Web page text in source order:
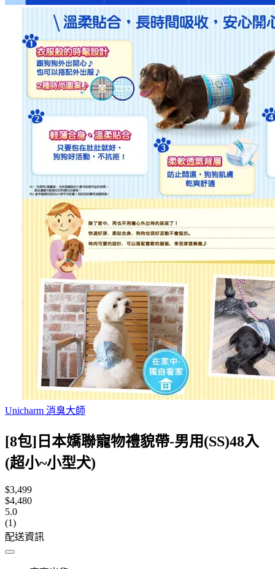
Unicharm 消臭大師
[8包]日本嬌聯寵物禮貌帶-男用(SS)48入
(超小~小型犬)
$3,499
$4,480
5.0
(1)
配送資訊